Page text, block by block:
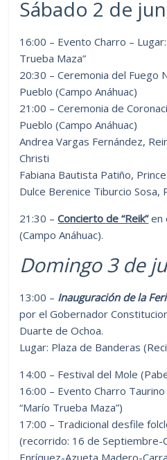
Sábado 2 de
16:00 – Evento Charro –
Trueba Maza”
20:30 – Ceremonia del Fuego
Pueblo (Campo Anáhuac)
21:00 – Ceremonia de
Pueblo (Campo Anáhuac)
Andrea Vargas Fernández,
Christi
Fabiana Bautista Patiño,
Dulce Berenice Tiburcio Sosa,
21:30 –Concierto de “Reik”en
(Campo Anáhuac).
Domingo 3 de
13:00 – Inauguración de la
por el Gobernador
Duarte de Ochoa.
Lugar: Plaza de Banderas
14:00 – Festival del Mole
16:00 – Evento Charro
“Marío Trueba Maza”)
17:00 – Tradicional desfile
(recorrido: 16 de Septiembre-
Enríquez-Azueta Madero-